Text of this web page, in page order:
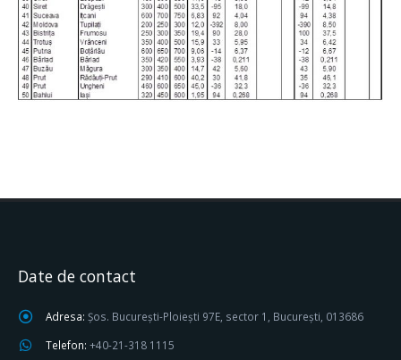
Date de contact
Adresa: Șos. București-Ploiești 97E, sector 1, București, 013686
Telefon: +40-21-318 1115